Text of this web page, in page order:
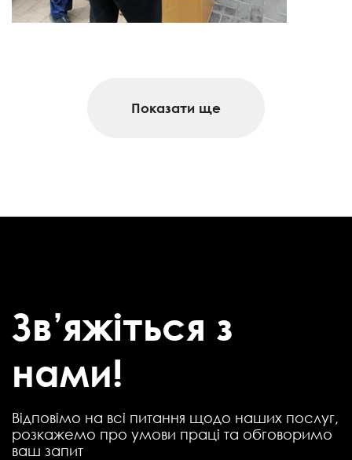
Показати ще
Зв’яжіться з
нами!
Відповімо на всі питання щодо наших послуг,
розкажемо про умови праці та обговоримо
ваш запит